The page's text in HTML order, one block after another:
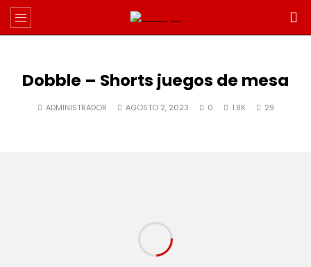
Dobble – Shorts juegos de mesa
ADMINISTRADOR AGOSTO 2, 2023 0 1.8K 29